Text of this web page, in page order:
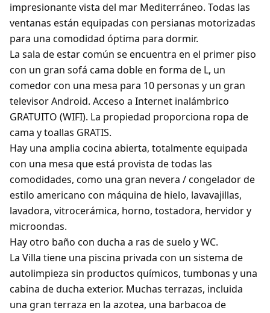
impresionante vista del mar Mediterráneo. Todas las
ventanas están equipadas con persianas motorizadas
para una comodidad óptima para dormir.
La sala de estar común se encuentra en el primer piso
con un gran sofá cama doble en forma de L, un
comedor con una mesa para 10 personas y un gran
televisor Android. Acceso a Internet inalámbrico
GRATUITO (WIFI). La propiedad proporciona ropa de
cama y toallas GRATIS.
Hay una amplia cocina abierta, totalmente equipada
con una mesa que está provista de todas las
comodidades, como una gran nevera / congelador de
estilo americano con máquina de hielo, lavavajillas,
lavadora, vitrocerámica, horno, tostadora, hervidor y
microondas.
Hay otro baño con ducha a ras de suelo y WC.
La Villa tiene una piscina privada con un sistema de
autolimpieza sin productos químicos, tumbonas y una
cabina de ducha exterior. Muchas terrazas, incluida
una gran terraza en la azotea, una barbacoa de